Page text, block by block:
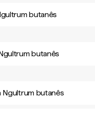
butanês
butanês
Ngultrum butanês